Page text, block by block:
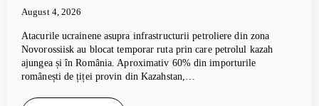
August 4, 2026
Atacurile ucrainene asupra infrastructurii petroliere din zona
Novorossiisk au blocat temporar ruta prin care petrolul kazah
ajungea și în România. Aproximativ 60% din importurile
românești de țiței provin din Kazahstan,…